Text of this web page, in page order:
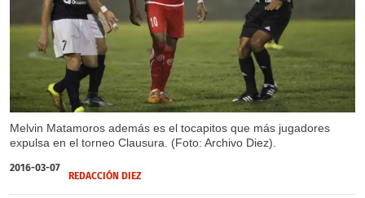
Melvin Matamoros además es el tocapitos que más jugadores
expulsa en el torneo Clausura. (Foto: Archivo Diez).
2016-03-07
REDACCIÓN DIEZ